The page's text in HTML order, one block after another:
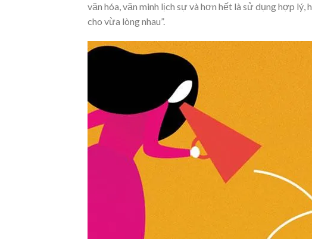
văn hóa, văn minh lịch sự và hơn hết là sử dụng hợp
cho vừa lòng nhau”.